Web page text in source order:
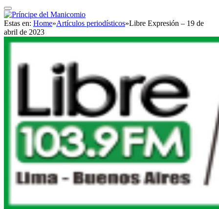
Estas en: Home»Artículos periodísticos»Libre Expresión – 19 de
abril de 2023